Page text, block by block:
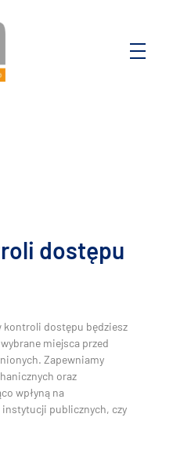
dostępu
kontroli dostępu będziesz
miejsca przed
Zapewniamy
oraz
wpłyną na
publicznych, czy